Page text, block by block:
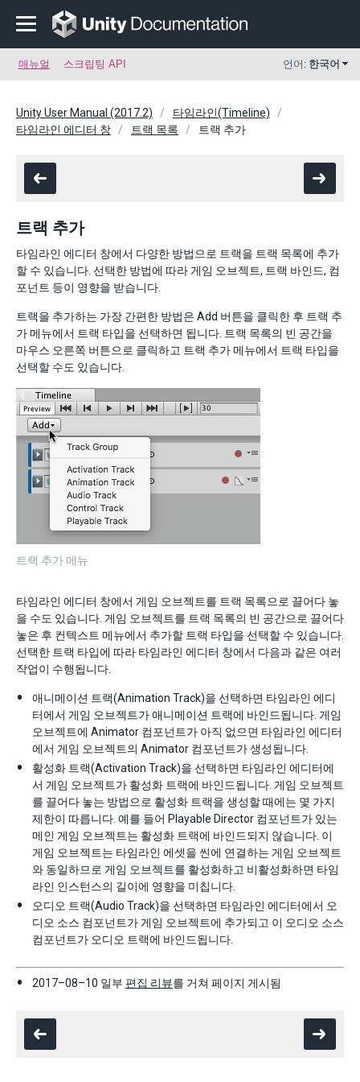
매뉴얼 스크립팅 API 언어: 한국어
Unity User Manual (2017.2)
타임라인(Timeline)
타임라인 에디터 창
트랙 목록 트랙 추가
트랙 추가
타임라인 에디터 창에서 다양한 방법으로 트랙을 트랙 목록에 추가
할 수 있습니다. 선택한 방법에 따라 게임 오브젝트, 트랙 바인드, 컴
포넌트 등이 영향을 받습니다.
트랙을 추가하는 가장 간편한 방법은 Add 버튼을 클릭한 후 트랙 추
가 메뉴에서 트랙 타입을 선택하면 됩니다. 트랙 목록의 빈 공간을
마우스 오른쪽 버튼으로 클릭하고 트랙 추가 메뉴에서 트랙 타입을
선택할 수도 있습니다.
트랙 추가 메뉴
타임라인 에디터 창에서 게임 오브젝트를 트랙 목록으로 끌어다 놓
을 수도 있습니다. 게임 오브젝트를 트랙 목록의 빈 공간으로 끌어다
놓은 후 컨텍스트 메뉴에서 추가할 트랙 타입을 선택할 수 있습니다.
선택한 트랙 타입에 따라 타임라인 에디터 창에서 다음과 같은 여러
작업이 수행됩니다.
애니메이션 트랙(Animation Track)을 선택하면 타임라인 에디
터에서 게임 오브젝트가 애니메이션 트랙에 바인드됩니다. 게임
오브젝트에 Animator 컴포넌트가 아직 없으면 타임라인 에디터
에서 게임 오브젝트의 Animator 컴포넌트가 생성됩니다.
활성화 트랙(Activation Track)을 선택하면 타임라인 에디터에
서 게임 오브젝트가 활성화 트랙에 바인드됩니다. 게임 오브젝트
를 끌어다 놓는 방법으로 활성화 트랙을 생성할 때에는 몇 가지
제한이 따릅니다. 예를 들어 Playable Director 컴포넌트가 있는
메인 게임 오브젝트는 활성화 트랙에 바인드되지 않습니다. 이
게임 오브젝트는 타임라인 에셋을 씬에 연결하는 게임 오브젝트
와 동일하므로 게임 오브젝트를 활성화하고 비활성화하면 타임
라인 인스턴스의 길이에 영향을 미칩니다.
오디오 트랙(Audio Track)을 선택하면 타임라인 에디터에서 오
디오 소스 컴포넌트가 게임 오브젝트에 추가되고 이 오디오 소스
컴포넌트가 오디오 트랙에 바인드됩니다.
2017–08–10 일부 편집 리뷰를 거쳐 페이지 게시됨